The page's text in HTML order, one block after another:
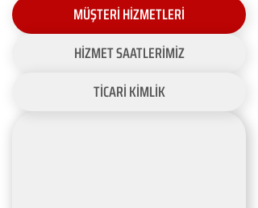
MÜŞTERİ HİZMETLERİ
HİZMET SAATLERİMİZ
TİCARİ KİMLİK